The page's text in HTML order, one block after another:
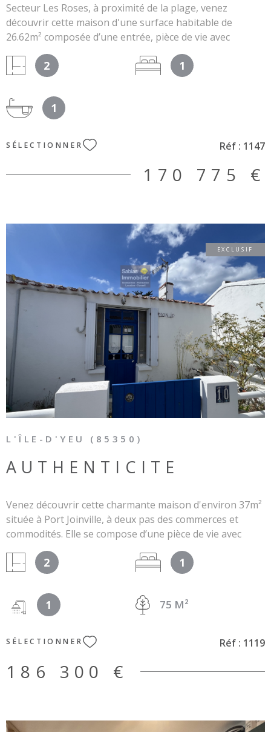
Secteur Les Roses, à proximité de la plage, venez
découvrir cette maison d'une surface habitable de
26.62m² composée d’une entrée, pièce de vie avec
kitchenette, coin nuit, et salle d’eau/WC. Le plus : Vous
bénéficierez d’un espace de stockage en cours de
construction. Le tout disposant de deux espaces
extérieurs. Nombre de lots : 25. Charges annuelles :
197€. Les informations sur les risques auxquels ce bien
www.géorisques.gouv.fr.
2 1
1
SÉLECTIONNER Réf : 1147
170 775 €
L'ÎLE-D'YEU (85350)
AUTHENTICITE
Venez découvrir cette charmante maison d'environ 37m²
située à Port Joinville, à deux pas des commerces et
commodités. Elle se compose d’une pièce de vie avec
cuisine ouverte, d’une chambre, une salle d’eau et d’un
WC séparé. Le tout sur une parcelle de 75m². Le plus :
Une cour à l’abri des regards vous permettra de profiter
de l’extérieur en toute tranquillité. Les informations sur
les risques auxquels ce bien est exposé sont disponibles
2 1
1 75 M²
SÉLECTIONNER Réf : 1119
186 300 €
EXCLUSIF
VOIR LE BIEN